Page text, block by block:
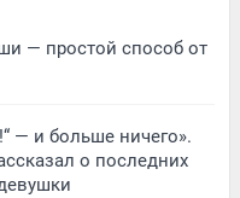
— простой способ от
— и больше ничего».
о последних